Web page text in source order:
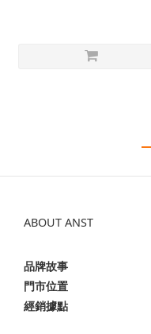
ABOUT ANST
品牌故事
門市位置
經銷據點